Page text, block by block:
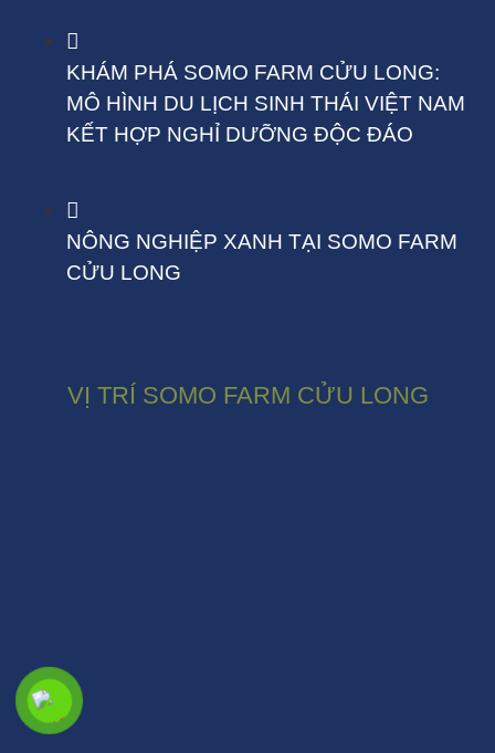
KHÁM PHÁ SOMO FARM CỬU LONG:
MÔ HÌNH DU LỊCH SINH THÁI VIỆT NAM
KẾT HỢP NGHỈ DƯỠNG ĐỘC ĐÁO
NÔNG NGHIỆP XANH TẠI SOMO FARM
CỬU LONG
VỊ TRÍ SOMO FARM CỬU LONG